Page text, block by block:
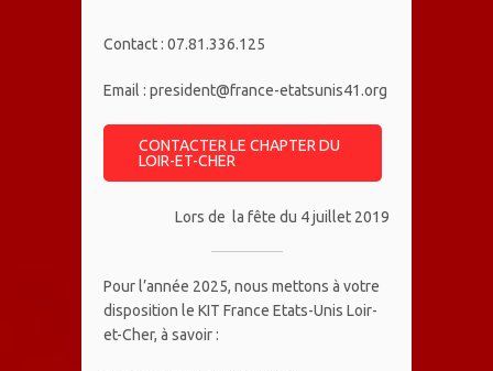
Contact : 07.81.336.125
Email : president@france-etatsunis41.org
CONTACTER LE CHAPTER DU
LOIR-ET-CHER
Lors de la fête du 4 juillet 2019
Pour l’année 2025, nous mettons à votre
disposition le KIT France Etats-Unis Loir-
et-Cher, à savoir :